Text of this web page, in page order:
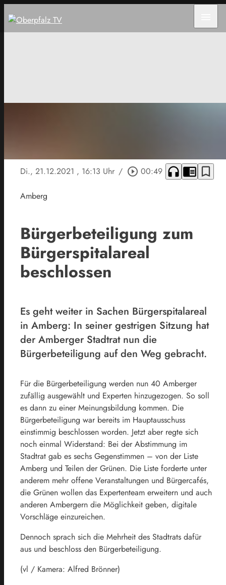
Di., 21.12.2021 , 16:13 Uhr / play_circle_outline 00:49 headphones chrome_reader_mode bookmark_border
Amberg
Bürgerbeteiligung zum
Bürgerspitalareal
beschlossen
Es geht weiter in Sachen Bürgerspitalareal
in Amberg: In seiner gestrigen Sitzung hat
der Amberger Stadtrat nun die
Bürgerbeteiligung auf den Weg gebracht.
Für die Bürgerbeteiligung werden nun 40 Amberger
zufällig ausgewählt und Experten hinzugezogen. So soll
es dann zu einer Meinungsbildung kommen. Die
Bürgerbeteiligung war bereits im Hauptausschuss
einstimmig beschlossen worden. Jetzt aber regte sich
noch einmal Widerstand: Bei der Abstimmung im
Stadtrat gab es sechs Gegenstimmen – von der Liste
Amberg und Teilen der Grünen. Die Liste forderte unter
anderem mehr offene Veranstaltungen und Bürgercafés,
die Grünen wollen das Expertenteam erweitern und auch
anderen Ambergern die Möglichkeit geben, digitale
Vorschläge einzureichen.
Dennoch sprach sich die Mehrheit des Stadtrats dafür
aus und beschloss den Bürgerbeteiligung.
(vl / Kamera: Alfred Brönner)